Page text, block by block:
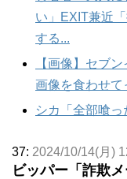
い」EXIT兼近
する...
【画像】セブ
画像を食わせ
シカ「全部喰っ
37: 2024/10/14(月)
ビッパー「詐欺